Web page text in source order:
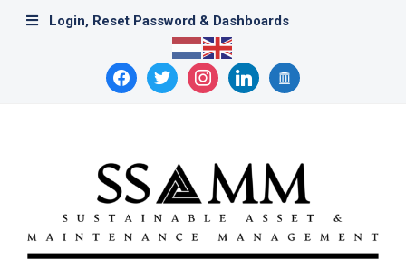
Login, Reset Password & Dashboards
facebooktwitter instagramlinkedinarchive